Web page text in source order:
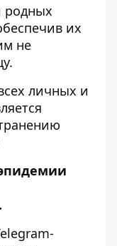
родных
их
не
личных и
.